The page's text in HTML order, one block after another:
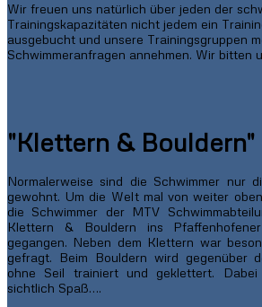
Wir freuen uns natürlich über jeden der
Trainingskapazitäten nicht jedem ein
ausgebucht und unsere Trainingsgruppen
Schwimmeranfragen annehmen. Wir bitten
"Klettern &
Normalerweise sind die Schwimmer nur
gewohnt. Um die Welt mal von weiter
die Schwimmer der MTV
Klettern & Bouldern ins
gegangen. Neben dem Klettern war
gefragt. Beim Bouldern wird gegenüber
ohne Seil trainiert und geklettert.
sichtlich Spaß….